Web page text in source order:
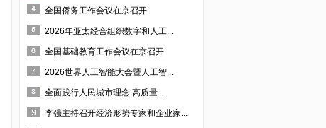
全国侨务工作会议在京召开
2026年亚太经合组织数字和人工...
全国基础教育工作会议在京召开
2026世界人工智能大会暨人工智...
全面践行人民城市理念 高质量...
李强主持召开经济形势专家和企业家...